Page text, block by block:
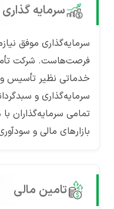
سرمایه
سرمایه‌گذاری موفق
فرصت‌هاست. شرکت
خدماتی نظیر تأسیس
سرمایه‌گذاری و
تمامی سرمایه‌گذاران
بازارهای مالی و
تامین مالی